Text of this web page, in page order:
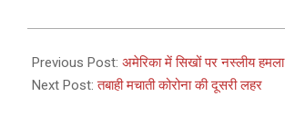
04-
19
Previous Post: अमेरिका में सिखों पर नस्लीय हमला
Next Post:तबाही मचाती कोरोना की दूसरी लहर